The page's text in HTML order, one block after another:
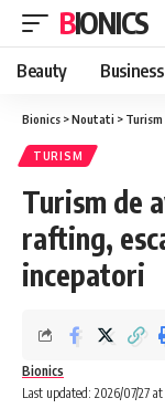
BIONICS
Beauty Business
Bionics >Noutati > Turism
TURISM
Turism de
rafting,
incepatori
Last updated: 2026/07/27 at
Bionics